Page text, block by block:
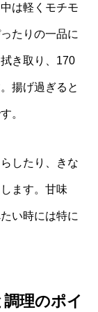
は軽くモチモ
たりの一品に
き取り、170
揚げ過ぎると
。
したり、きな
ます。甘味
い時には特に
理のポイ